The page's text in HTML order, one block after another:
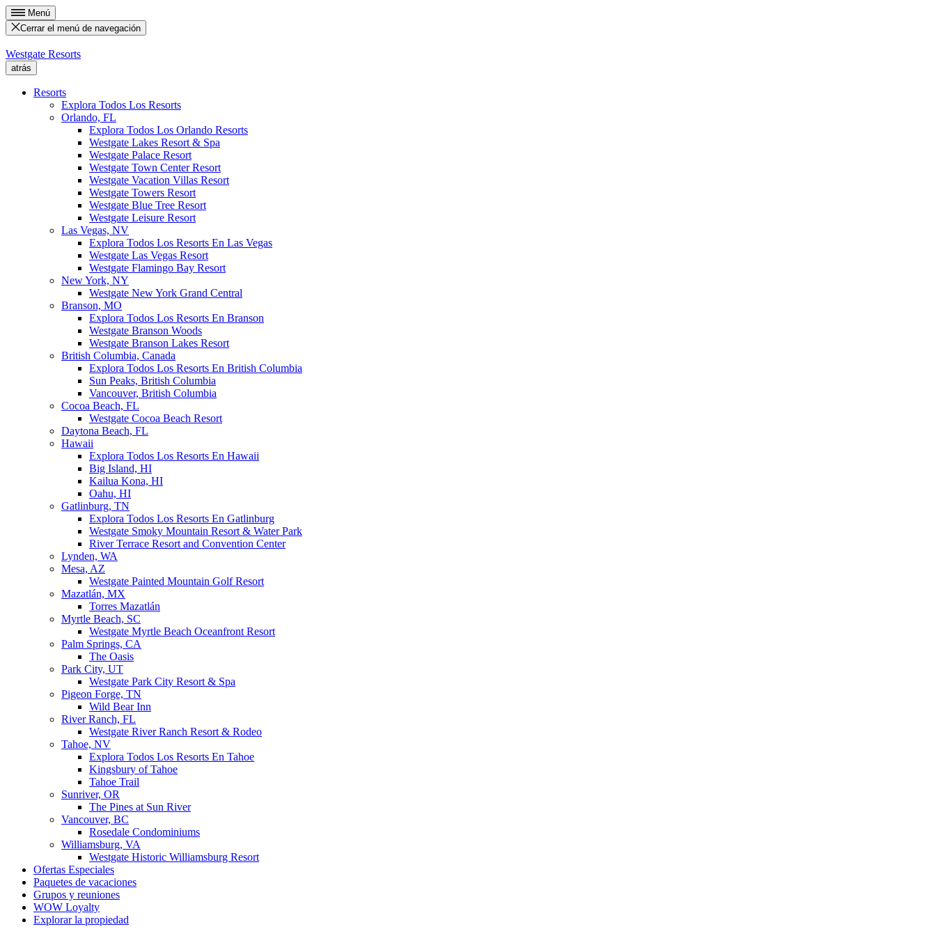
Menú
Cerrar el menú de navegación
Westgate Resorts
atrás
Resorts
Explora Todos Los Resorts
Orlando, FL
Explora Todos Los Orlando Resorts
Westgate Lakes Resort & Spa
Westgate Palace Resort
Westgate Town Center Resort
Westgate Vacation Villas Resort
Westgate Towers Resort
Westgate Blue Tree Resort
Westgate Leisure Resort
Las Vegas, NV
Explora Todos Los Resorts En Las Vegas
Westgate Las Vegas Resort
Westgate Flamingo Bay Resort
New York, NY
Westgate New York Grand Central
Branson, MO
Explora Todos Los Resorts En Branson
Westgate Branson Woods
Westgate Branson Lakes Resort
British Columbia, Canada
Explora Todos Los Resorts En British Columbia
Sun Peaks, British Columbia
Vancouver, British Columbia
Cocoa Beach, FL
Westgate Cocoa Beach Resort
Daytona Beach, FL
Hawaii
Explora Todos Los Resorts En Hawaii
Big Island, HI
Kailua Kona, HI
Oahu, HI
Gatlinburg, TN
Explora Todos Los Resorts En Gatlinburg
Westgate Smoky Mountain Resort & Water Park
River Terrace Resort and Convention Center
Lynden, WA
Mesa, AZ
Westgate Painted Mountain Golf Resort
Mazatlán, MX
Torres Mazatlán
Myrtle Beach, SC
Westgate Myrtle Beach Oceanfront Resort
Palm Springs, CA
The Oasis
Park City, UT
Westgate Park City Resort & Spa
Pigeon Forge, TN
Wild Bear Inn
River Ranch, FL
Westgate River Ranch Resort & Rodeo
Tahoe, NV
Explora Todos Los Resorts En Tahoe
Kingsbury of Tahoe
Tahoe Trail
Sunriver, OR
The Pines at Sun River
Vancouver, BC
Rosedale Condominiums
Williamsburg, VA
Westgate Historic Williamsburg Resort
Ofertas Especiales
Paquetes de vacaciones
Grupos y reuniones
WOW Loyalty
Explorar la propiedad